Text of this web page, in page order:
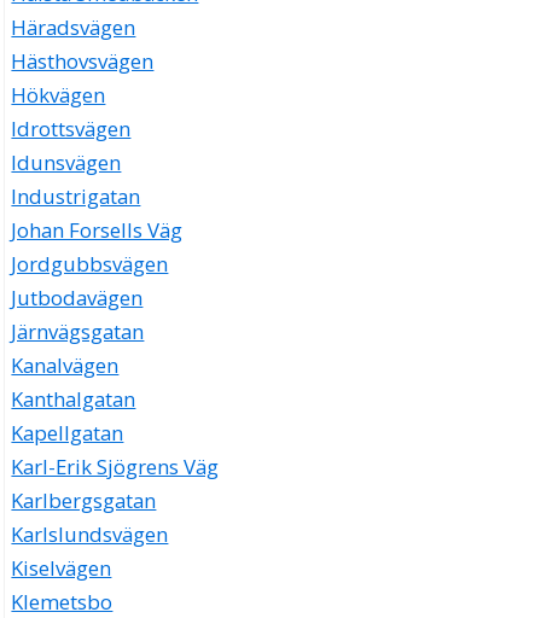
Häradsvägen
Hästhovsvägen
Hökvägen
Idrottsvägen
Idunsvägen
Industrigatan
Johan Forsells Väg
Jordgubbsvägen
Jutbodavägen
Järnvägsgatan
Kanalvägen
Kanthalgatan
Kapellgatan
Karl-Erik Sjögrens Väg
Karlbergsgatan
Karlslundsvägen
Kiselvägen
Klemetsbo